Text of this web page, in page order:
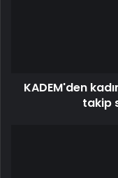
KADEM'den
takip